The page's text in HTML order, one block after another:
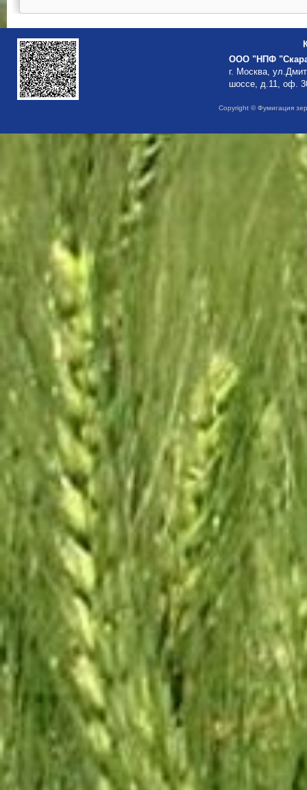
ООО "НПФ
г. Москва,
шоссе, д.11, оф.
Copyright © Фумигация